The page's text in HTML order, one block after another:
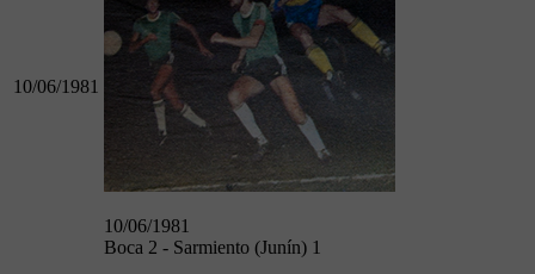
10/06/1981
10/06/1981
Boca 2 - Sarmiento (Junín) 1